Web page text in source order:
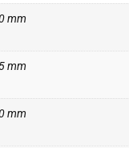
mm
mm
mm